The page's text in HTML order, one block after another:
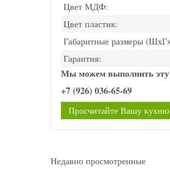
Цвет МДФ:
Цвет пластик:
Габаритные размеры
Гарантия:
Мы можем выполнить эту
+7 (926) 036-65-69
Просчитайте Вашу кухню
Недавно просмотренные